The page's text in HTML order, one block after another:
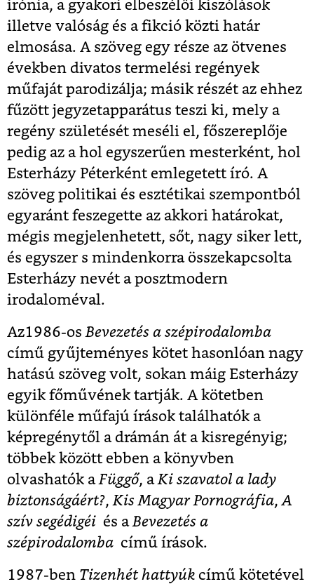
irónia, a gyakori elbeszélői kiszólások
illetve valóság és a fikció közti határ
elmosása. A szöveg egy része az ötvenes
években divatos termelési regények
műfaját parodizálja; másik részét az ehhez
fűzött jegyzetapparátus teszi ki, mely a
regény születését meséli el, főszereplője
pedig az a hol egyszerűen mesterként, hol
Esterházy Péterként emlegetett író. A
szöveg politikai és esztétikai szempontból
egyaránt feszegette az akkori határokat,
mégis megjelenhetett, sőt, nagy siker lett,
és egyszer s mindenkorra összekapcsolta
Esterházy nevét a posztmodern
irodaloméval.
Az1986-osBevezetés a szépirodalomba
című gyűjteményes kötet hasonlóan nagy
hatású szöveg volt, sokan máig Esterházy
egyik főművének tartják. A kötetben
különféle műfajú írások találhatók a
képregénytől a drámán át a kisregényig;
többek között ebben a könyvben
olvashatók aFüggő, aKi szavatol a lady
biztonságáért?,Kis Magyar Pornográfia,A
szív segédigéi és aBevezetés a
szépirodalomba című írások.
1987-ben Tizenhét hattyúk című kötetével